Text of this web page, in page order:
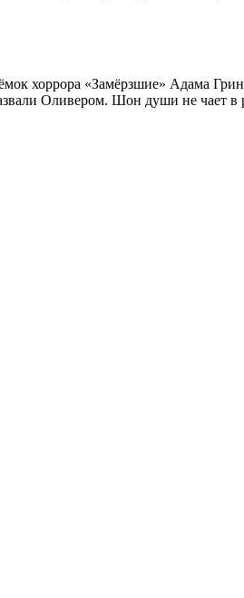
хоррора «Замёрзшие» Адама
Оливером. Шон души не